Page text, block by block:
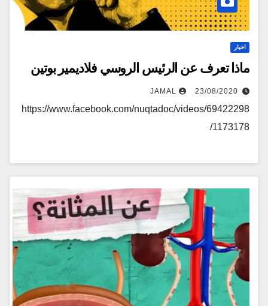
اخبار
ماذا تعرف عن الرئيس الروسي فلاديمير بوتين
23/08/2020
JAMAL
https://www.facebook.com/nuqtadoc/videos/69422298
1173178/